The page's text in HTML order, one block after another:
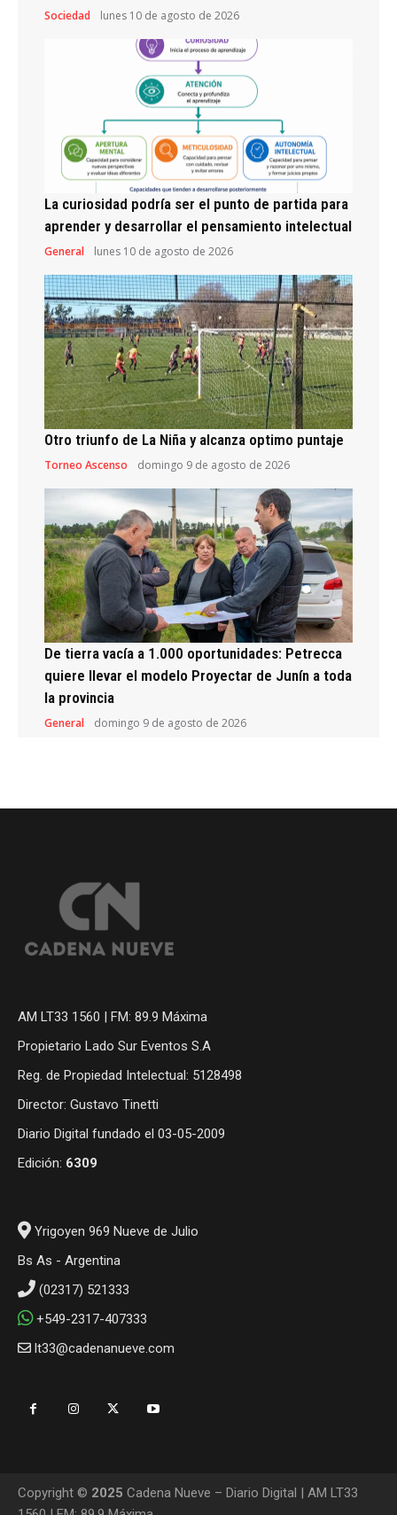
Sociedad lunes 10 de agosto de 2026
La curiosidad podría ser el punto de partida para
aprender y desarrollar el pensamiento intelectual
General lunes 10 de agosto de 2026
Otro triunfo de La Niña y alcanza optimo puntaje
Torneo Ascenso domingo 9 de agosto de 2026
De tierra vacía a 1.000 oportunidades: Petrecca
quiere llevar el modelo Proyectar de Junín a toda
la provincia
General domingo 9 de agosto de 2026
AM LT33 1560 | FM: 89.9 Máxima
Propietario Lado Sur Eventos S.A
Reg. de Propiedad Intelectual: 5128498
Director: Gustavo Tinetti
Diario Digital fundado el 03-05-2009
Edición: 6309
Yrigoyen 969 Nueve de Julio
Bs As - Argentina
(02317) 521333
+549-2317-407333
lt33@cadenanueve.com
Copyright © 2025 Cadena Nueve – Diario Digital | AM LT33